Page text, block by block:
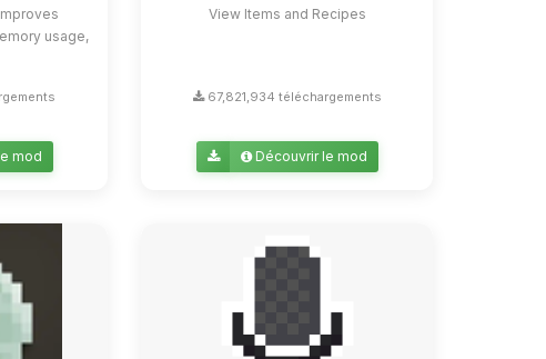
usage,
mod
View Items and Recipes
67,821,934 téléchargements
Découvrir le mod